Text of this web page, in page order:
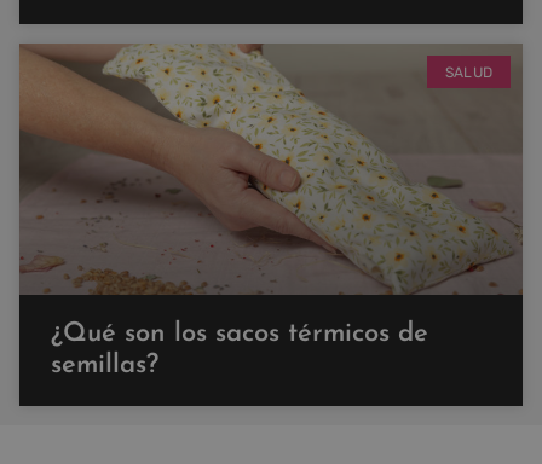
SALUD
¿Qué son los sacos térmicos de
semillas?